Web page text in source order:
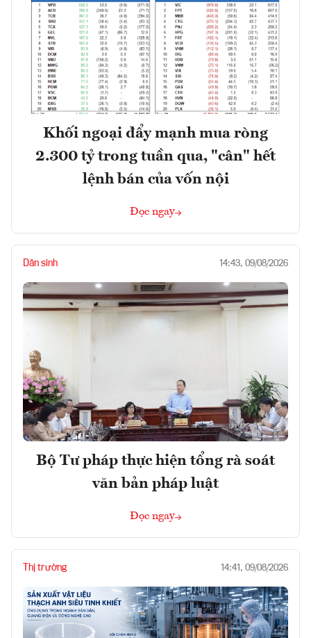
Khối ngoại đẩy mạnh mua ròng
2.300 tỷ trong tuần qua, "cân" hết
lệnh bán của vốn nội
Đọc ngay
Dân sinh 14:43, 09/08/2026
Bộ Tư pháp thực hiện tổng rà soát
văn bản pháp luật
Đọc ngay
Thị trường 14:41, 09/08/2026